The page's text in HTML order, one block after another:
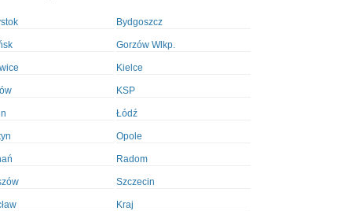
Bydgoszcz
Gorzów Wlkp.
Kielce
KSP
Łódź
Opole
Radom
Szczecin
Kraj